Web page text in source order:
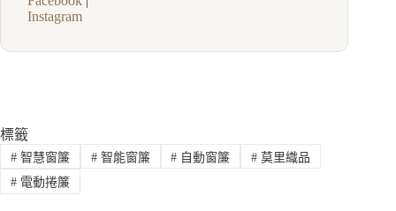
Instagram
標籤
#智慧窗簾 #智能窗簾 # 自動窗簾 # 莫里織品
#電動捲簾